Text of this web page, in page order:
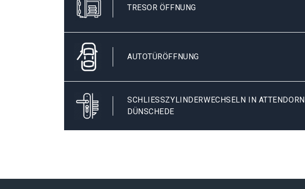
TRESOR ÖFFNUNG
AUTOTÜRÖFFNUNG
SCHLIESSZYLINDERWECHSELN IN ATTENDORN D
ÜNSCHEDE